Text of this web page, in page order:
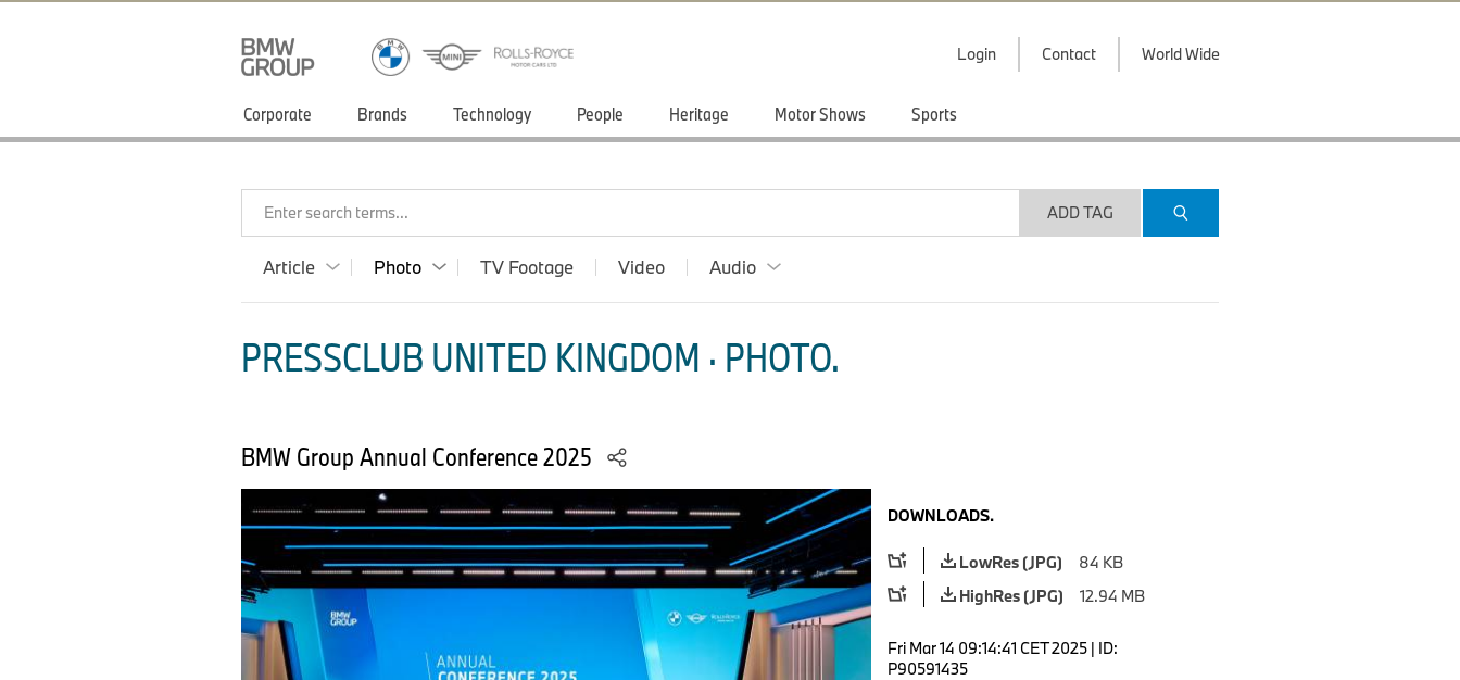
Login Contact World Wide
Corporate Brands Technology People Heritage Motor Shows Sports
Enter search terms... ADD TAG
Article Photo TV Footage Video Audio
PRESSCLUB UNITED KINGDOM · PHOTO.
BMW Group Annual Conference 2025
DOWNLOADS.
LowRes (JPG)
84 KB
HighRes (JPG)
12.94 MB
Fri Mar 14 09:14:41 CET 2025 | ID:
P90591435